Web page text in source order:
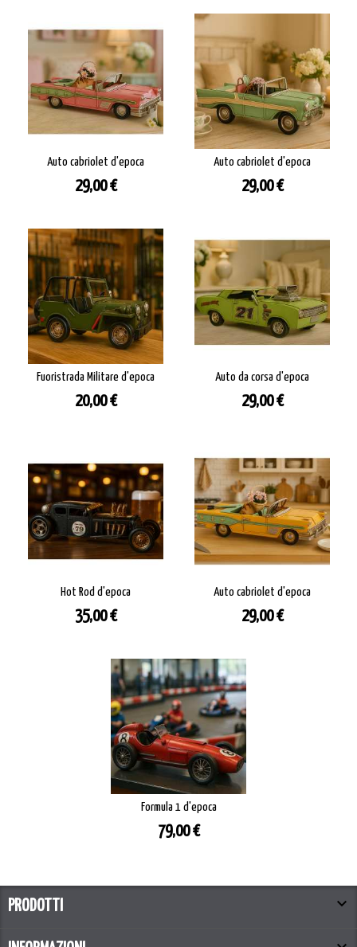
Auto cabriolet d'epoca
Prezzo
29,00 €
Auto cabriolet d'epoca
Prezzo
29,00 €
Fuoristrada Militare d'epoca
Prezzo
20,00 €
Auto da corsa d'epoca
Prezzo
29,00 €
Hot Rod d'epoca
Prezzo
35,00 €
Auto cabriolet d'epoca
Prezzo
29,00 €
Formula 1 d'epoca
Prezzo
79,00 €
PRODOTTI 